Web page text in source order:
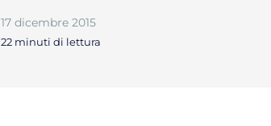
17 dicembre 2015
22 minuti di lettura